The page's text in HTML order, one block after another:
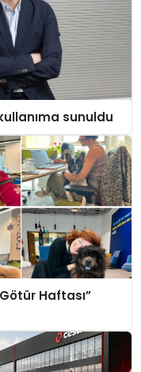
sunuldu
Haftası”